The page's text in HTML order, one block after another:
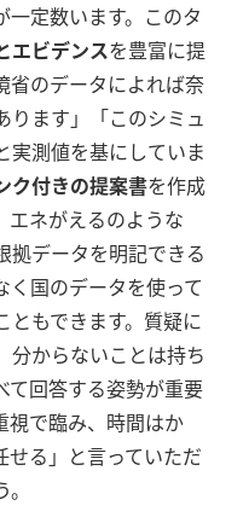
一定数います。このタ
エビデンスを豊富に提
省のデータによれば奈
ります」「このシミュ
実測値を基にしていま
ク付きの提案書を作成
エネがえるのような
拠データを明記できる
く国のデータを使って
もできます。質疑に
分からないことは持ち
て回答する姿勢が重要
視で臨み、時間はか
せる」と言っていただ